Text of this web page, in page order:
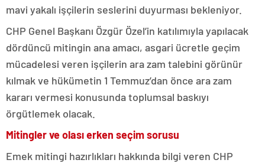
mavi yakalı işçilerin seslerini duyurması bekleniyor.
CHP Genel Başkanı Özgür Özel’in katılımıyla yapılacak
dördüncü mitingin ana amacı, asgari ücretle geçim
mücadelesi veren işçilerin ara zam talebini görünür
kılmak ve hükümetin 1 Temmuz’dan önce ara zam
kararı vermesi konusunda toplumsal baskıyı
örgütlemek olacak.
Mitingler ve olası erken seçim sorusu
Emek mitingi hazırlıkları hakkında bilgi veren CHP